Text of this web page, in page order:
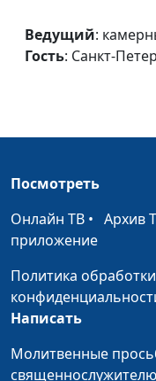
ворот
Анданте
Амвросианское
Возможно ли
Благословляю вас,
леса...
Серебрянный
дождь
Ведущий:
Гость: Санкт-
Посмотреть
Онлайн ТВ • Архив
приложение
Политика
Написать
Молитвенные
священнослужителю